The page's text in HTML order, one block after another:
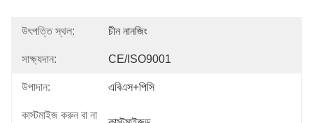
উৎপত্তি স্থল: চীন নানজিং
সাক্ষ্যদান: CE/ISO9001
উপাদান: এবিএস+পিসি
কাস্টমাইজ করুন বা না